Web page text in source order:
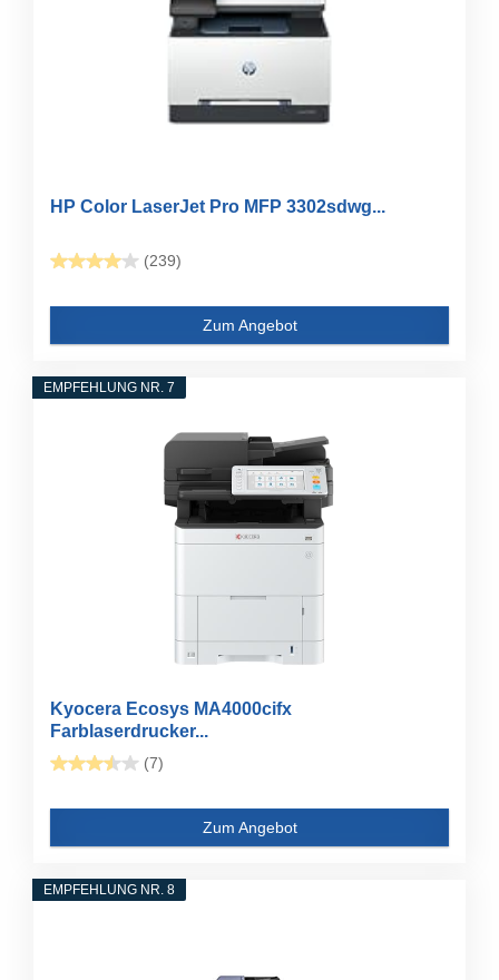
HP Color LaserJet Pro MFP 3302sdwg...
(239)
Zum Angebot
EMPFEHLUNG NR. 7
Kyocera Ecosys MA4000cifx
Farblaserdrucker...
(7)
Zum Angebot
EMPFEHLUNG NR. 8